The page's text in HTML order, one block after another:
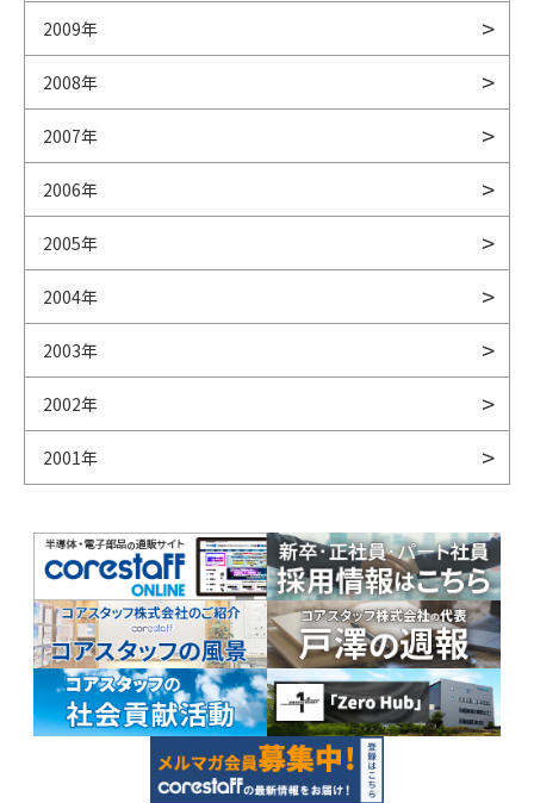
2009年
2008年
2007年
2006年
2005年
2004年
2003年
2002年
2001年